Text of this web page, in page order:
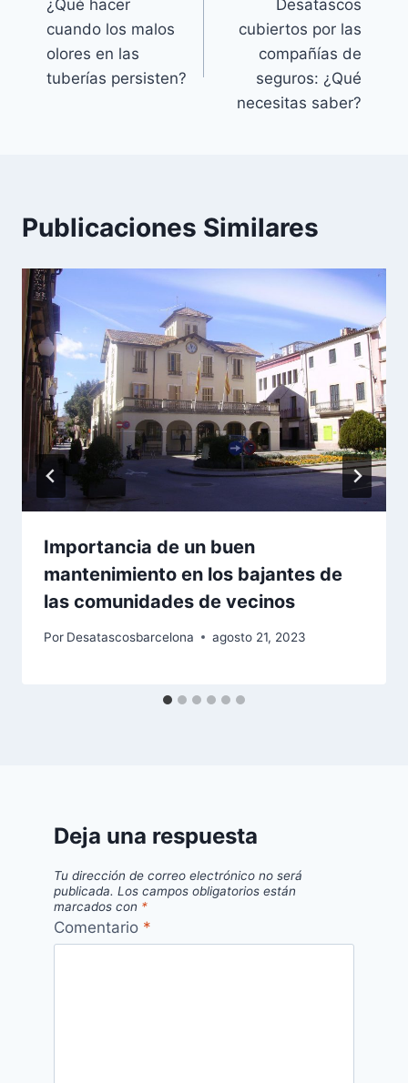
de
entradas
¿Qué hacer
cuando los malos
olores en las
tuberías persisten?
Desatascos
cubiertos por las
compañías de
seguros: ¿Qué
necesitas saber?
Publicaciones Similares
Importancia de un buen
mantenimiento en los bajantes de
las comunidades de vecinos
Por Desatascosbarcelona agosto 21, 2023
Deja una respuesta
Tu dirección de correo electrónico no será
publicada. Los campos obligatorios están
marcados con *
Comentario *